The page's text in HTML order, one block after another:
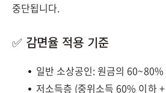
중단됩니다.
✅ 감면율 적용 기준
일반 소상공인: 원금의 60~80%
저소득층 (중위소득 60% 이하